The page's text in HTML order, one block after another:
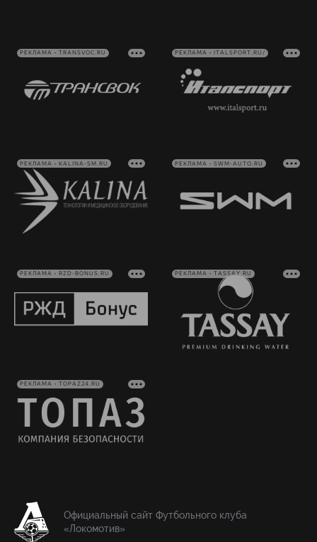
РЕКЛАМА • TRANSVOC.RU РЕКЛАМА • ITALSPORT.RU/
РЕКЛАМА • KALINA-SM.RU РЕКЛАМА • SWM-AUTO.RU
РЕКЛАМА • RZD-BONUS.RU РЕКЛАМА • TASSAY.RU
РЕКЛАМА • TOPAZ24.RU
Официальный сайт Футбольного клуба
«Локомотив»